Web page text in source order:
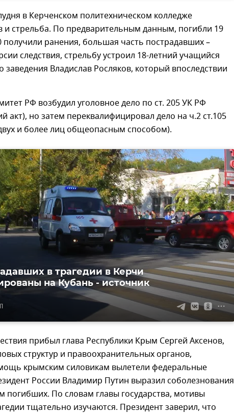
в Керченском политехническом колледже
стрельба. По предварительным данным, погибли 19
получили ранения, большая часть пострадавших –
следствия, стрельбу устроил 18-летний учащийся
заведения Владислав Росляков, который впоследствии
РФ возбудил уголовное дело по ст. 205 УК РФ
акт), но затем переквалифицировал дело на ч.2 ст.105
и более лиц общеопасным способом).
в трагедии в Керчи
на Кубань - источник
прибыл глава Республики Крым Сергей Аксенов,
структур и правоохранительных органов,
крымским силовикам вылетели федеральные
России Владимир Путин выразил соболезнования
погибших. По словам главы государства, мотивы
тщательно изучаются. Президент заверил, что